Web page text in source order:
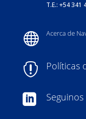
T.E.: +54 341
 Acerca de
 Políticas
 Seguinos